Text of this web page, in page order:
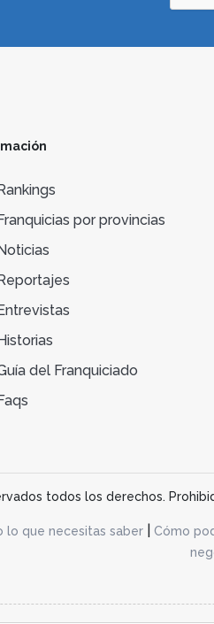
por provincias
del Franquiciado
todos los derechos.
lo que necesitas saber| Cómo